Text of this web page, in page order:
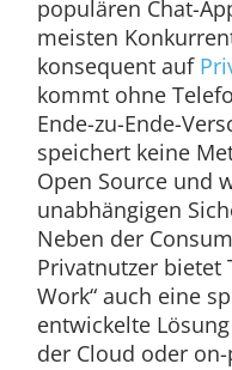
populären Chat-
meisten
konsequent auf
kommt ohne
Ende-zu-Ende-
speichert keine
Open Source und
unabhängigen
Neben der
Privatnutzer bietet
Work“ auch eine
entwickelte
der Cloud oder